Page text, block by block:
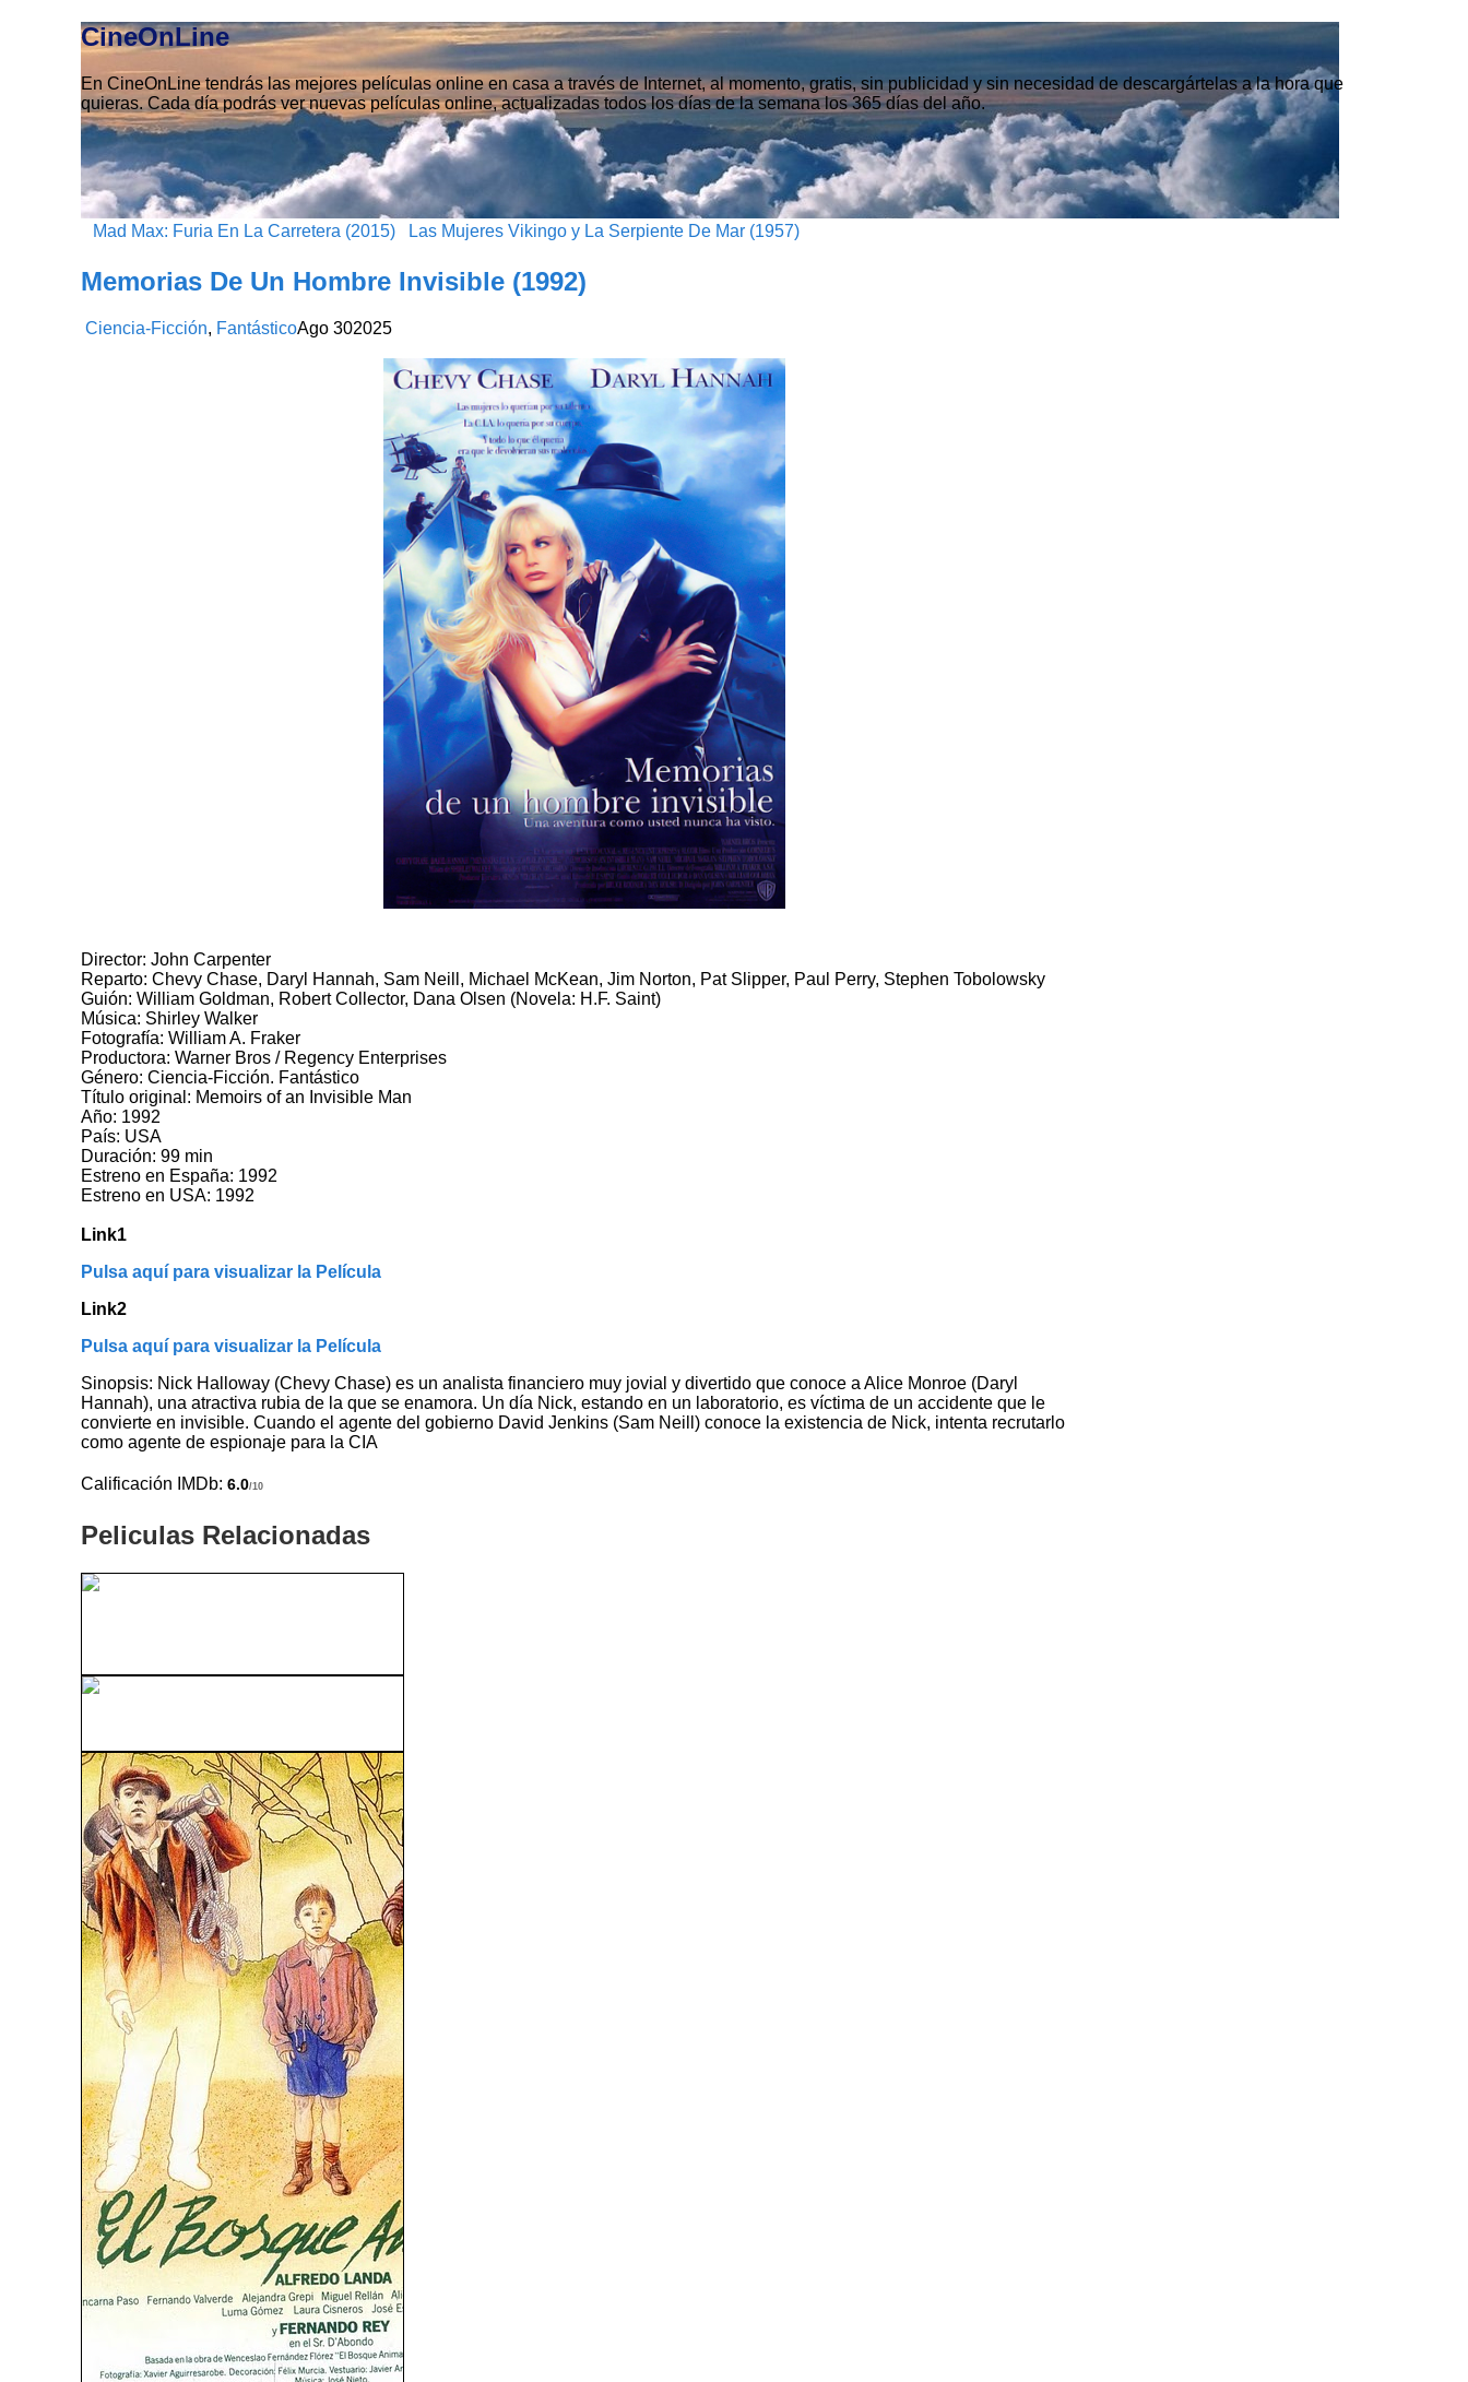
CineOnLine
En CineOnLine tendrás las mejores películas online en casa a través de Internet, al momento, gratis, sin publicidad y sin necesidad de descargártelas a la hora que
quieras. Cada día podrás ver nuevas películas online, actualizadas todos los días de la semana los 365 días del año.
Mad Max: Furia En La Carretera (2015) Las Mujeres Vikingo y La Serpiente De Mar (1957)
Memorias De Un Hombre Invisible (1992)
Ciencia-Ficción, FantásticoAgo 302025
Director: John Carpenter
Reparto: Chevy Chase, Daryl Hannah, Sam Neill, Michael McKean, Jim Norton, Pat Slipper, Paul Perry, Stephen Tobolowsky
Guión: William Goldman, Robert Collector, Dana Olsen (Novela: H.F. Saint)
Música: Shirley Walker
Fotografía: William A. Fraker
Productora: Warner Bros / Regency Enterprises
Género: Ciencia-Ficción. Fantástico
Título original: Memoirs of an Invisible Man
Año: 1992
País: USA
Duración: 99 min
Estreno en España: 1992
Estreno en USA: 1992
Link1
Pulsa aquí para visualizar la Película
Link2
Pulsa aquí para visualizar la Película
Sinopsis: Nick Halloway (Chevy Chase) es un analista financiero muy jovial y divertido que conoce a Alice Monroe (Daryl
Hannah), una atractiva rubia de la que se enamora. Un día Nick, estando en un laboratorio, es víctima de un accidente que le
convierte en invisible. Cuando el agente del gobierno David Jenkins (Sam Neill) conoce la existencia de Nick, intenta recrutarlo
como agente de espionaje para la CIA
Calificación IMDb:6.0/10
Peliculas Relacionadas